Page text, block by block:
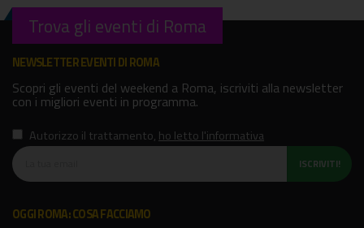
Trova gli eventi di Roma
NEWSLETTER EVENTI DI ROMA
Scopri gli eventi del weekend a Roma, iscriviti alla newsletter
con i migliori eventi in programma.
Autorizzo il trattamento, ho letto l'informativa
ISCRIVITI!
OGGI ROMA: COSA FACCIAMO